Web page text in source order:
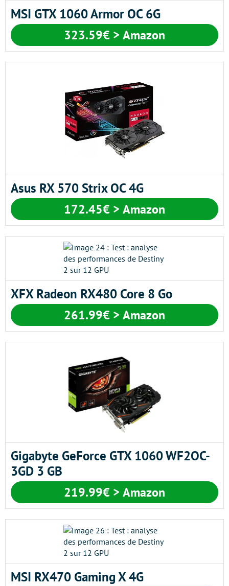
MSI GTX 1060 Armor OC 6G
323.59€ > Amazon
Asus RX 570 Strix OC 4G
172.45€ > Amazon
XFX Radeon RX480 Core 8 Go
261.99€ > Amazon
Gigabyte GeForce GTX 1060 WF2OC-
3GD 3 GB
219.99€ > Amazon
MSI RX470 Gaming X 4G